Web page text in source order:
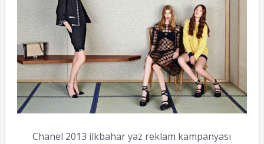
Chanel 2013 ilkbahar yaz reklam kampanyası